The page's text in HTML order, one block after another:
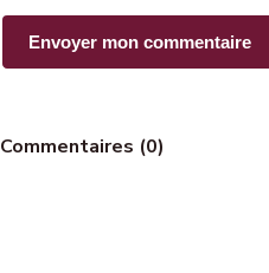
Commentaires (0)